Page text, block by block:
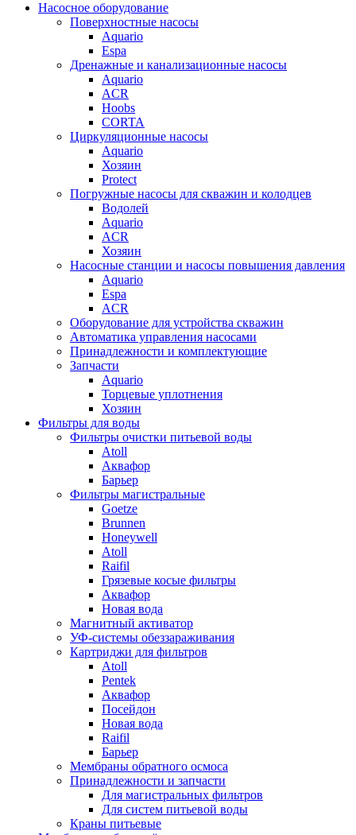
Насосное оборудование
Поверхностные насосы
Aquario
Espa
Дренажные и канализационные насосы
Aquario
ACR
Hoobs
CORTA
Циркуляционные насосы
Aquario
Хозяин
Protect
Погружные насосы для скважин и колодцев
Водолей
Aquario
ACR
Хозяин
Насосные станции и насосы повышения давления
Aquario
Espa
ACR
Оборудование для устройства скважин
Автоматика управления насосами
Принадлежности и комплектующие
Запчасти
Aquario
Торцевые уплотнения
Хозяин
Фильтры для воды
Фильтры очистки питьевой воды
Atoll
Аквафор
Барьер
Фильтры магистральные
Goetze
Brunnen
Honeywell
Atoll
Raifil
Грязевые косые фильтры
Аквафор
Новая вода
Магнитный активатор
УФ-системы обеззараживания
Картриджи для фильтров
Atoll
Pentek
Аквафор
Посейдон
Новая вода
Raifil
Барьер
Мембраны обратного осмоса
Принадлежности и запчасти
Для магистральных фильтров
Для систем питьевой воды
Краны питьевые